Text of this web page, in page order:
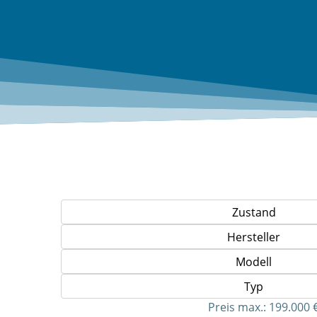
Zustand
Hersteller
Modell
Typ
Preis max.: 199.000